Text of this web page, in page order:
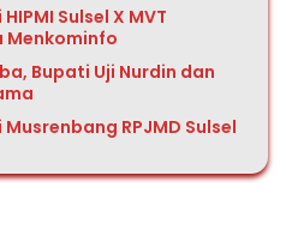
Sulsel X MVT
Menkominfo
Bupati Uji Nurdin dan
RPJMD Sulsel